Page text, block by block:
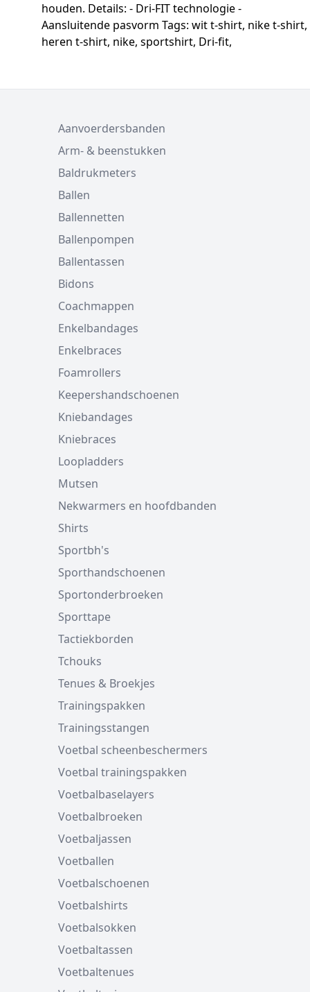
houden. Details: - Dri-FIT technologie -
Aansluitende pasvorm Tags: wit t-shirt, nike t-shirt,
heren t-shirt, nike, sportshirt, Dri-fit,
Aanvoerdersbanden
Arm- & beenstukken
Baldrukmeters
Ballen
Ballennetten
Ballenpompen
Ballentassen
Bidons
Coachmappen
Enkelbandages
Enkelbraces
Foamrollers
Keepershandschoenen
Kniebandages
Kniebraces
Loopladders
Mutsen
Nekwarmers en hoofdbanden
Shirts
Sportbh's
Sporthandschoenen
Sportonderbroeken
Sporttape
Tactiekborden
Tchouks
Tenues & Broekjes
Trainingspakken
Trainingsstangen
Voetbal scheenbeschermers
Voetbal trainingspakken
Voetbalbaselayers
Voetbalbroeken
Voetbaljassen
Voetballen
Voetbalschoenen
Voetbalshirts
Voetbalsokken
Voetbaltassen
Voetbaltenues